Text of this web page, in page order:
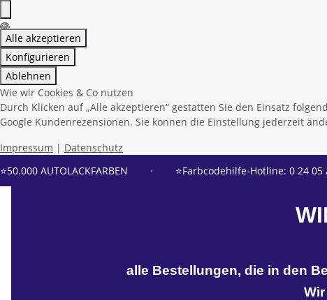
Alle akzeptieren
Konfigurieren
Ablehnen
Wie wir Cookies & Co nutzen
Durch Klicken auf „Alle akzeptieren“ gestatten Sie den Einsatz
Google Kundenrezensionen. Sie können die Einstellung jederzeit
Impressum | Datenschutz
⭐50.000 AUTOLACKFARBEN
⋅ ⭐Farbcodehilfe-Hotline: 0 24
alle Bestellungen, die in den